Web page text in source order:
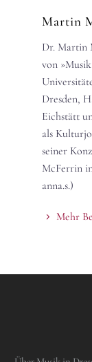
Martin
Dr. Martin
von
Dresden,
Eichstätt
als
seiner
McFerrin
anna.s.)
Mehr